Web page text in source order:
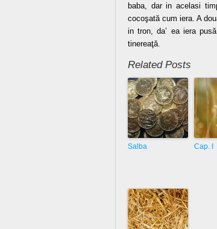
baba, dar in acelasi
cocoşată cum iera. A
in tron, da’ ea iera
tinereaţă.
Related Posts
Salba Cap. I